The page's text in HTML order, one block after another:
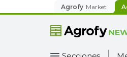
Agrofy Market